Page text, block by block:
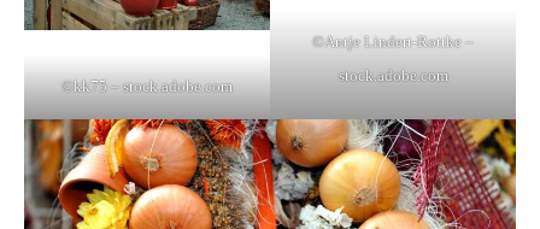
©kk75 – stock.adobe.com
©Antje Lindert-Rottke –
stock.adobe.com